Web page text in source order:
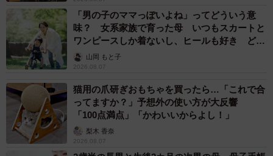
「男の子のママっぽいよね」ってどういう意
味？ 女系家族で育った母 いつもスカートと
ワンピースしか着ないし、ヒールも好き どの
へんが…
山岡 もと子
2026.08.07
猫用の爪研ぎおもちゃを買ったら…「これで合
ってますか？」予想外の使い方が大反響
「100点満点」「かわいいからよし！」
梨木 香奈
2026.08.07